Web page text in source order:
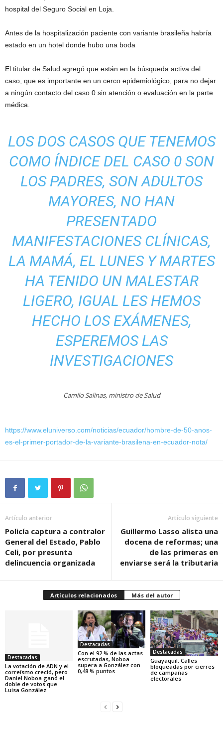
hospital del Seguro Social en Loja.
Antes de la hospitalización paciente con variante brasileña habría
estado en un hotel donde hubo una boda
El titular de Salud agregó que están en la búsqueda activa del
caso, que es importante en un cerco epidemiológico, para no dejar
a ningún contacto del caso 0 sin atención o evaluación en la parte
médica.
LOS DOS CASOS QUE TENEMOS
COMO ÍNDICE DEL CASO 0 SON
LOS PADRES, SON ADULTOS
MAYORES, NO HAN
PRESENTADO
MANIFESTACIONES CLÍNICAS,
LA MAMÁ, EL LUNES Y MARTES
HA TENIDO UN MALESTAR
LIGERO, IGUAL LES HEMOS
HECHO LOS EXÁMENES,
ESPEREMOS LAS
INVESTIGACIONES
Camilo Salinas, ministro de Salud
https://www.eluniverso.com/noticias/ecuador/hombre-de-50-anos-
es-el-primer-portador-de-la-variante-brasilena-en-ecuador-nota/
Artículo anterior
Policía captura a contralor
General del Estado, Pablo
Celi, por presunta
delincuencia organizada
Artículo siguiente
Guillermo Lasso alista una
docena de reformas; una
de las primeras en
enviarse será la tributaria
Artículos relacionados Más del autor
Destacadas
La votación de ADN y el
correísmo creció, pero
Daniel Noboa ganó el
doble de votos que
Luisa González
Destacadas
Con el 92 % de las actas
escrutadas, Noboa
supera a González con
0,48 % puntos
Destacadas
Guayaquil: Calles
bloqueadas por cierres
de campañas
electorales